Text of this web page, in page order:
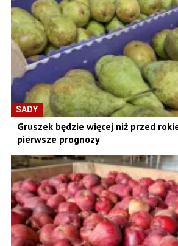
SADY
Gruszek będzie więcej niż przed
pierwsze prognozy